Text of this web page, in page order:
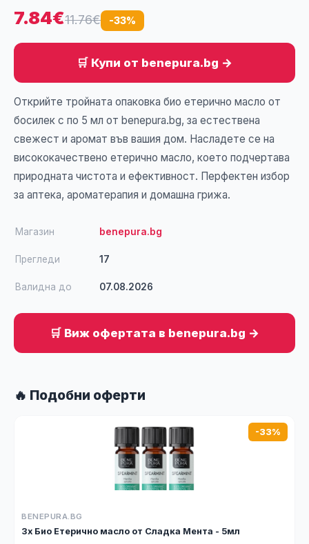
7.84€11.76€ -33%
🛒 Купи от benepura.bg →
Открийте тройната опаковка био етерично масло от
босилек с по 5 мл от benepura.bg, за естествена
свежест и аромат във вашия дом. Насладете се на
висококачествено етерично масло, което подчертава
природната чистота и ефективност. Перфектен избор
за аптека, ароматерапия и домашна грижа.
Магазин benepura.bg
Прегледи 17
Валидна до 07.08.2026
🛒 Виж офертата в benepura.bg →
🔥 Подобни оферти
-33%
BENEPURA.BG
3x Био Етерично масло от Сладка Мента - 5мл